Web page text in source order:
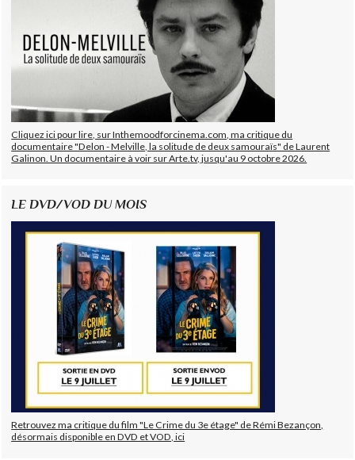
Cliquez ici pour lire, sur Inthemoodforcinema.com, ma critique du
documentaire "Delon - Melville, la solitude de deux samouraïs" de Laurent
Galinon. Un documentaire à voir sur Arte.tv, jusqu'au 9 octobre 2026.
LE DVD/VOD DU MOIS
Retrouvez ma critique du film "Le Crime du 3e étage" de Rémi Bezançon,
désormais disponible en DVD et VOD, ici